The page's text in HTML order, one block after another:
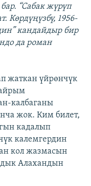
“Сабак жүрүп
Көрдүңүзбү, 1956-
кандайдыр бир
да роман
жаткан үйрөнчүк
калбаганы
жок. Ким билет,
кадалып
калемгердин
кол жазмасын
Алахандын